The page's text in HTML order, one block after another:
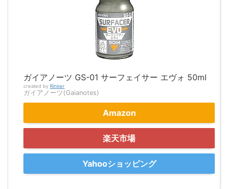
ガイアノーツ GS-01 サーフェイサー エヴォ 50ml
created by Rinker
ガイアノーツ(Gaianotes)
Amazon
楽天市場
Yahooショッピング